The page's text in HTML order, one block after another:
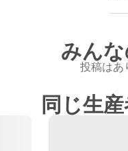
みん
投稿はあ
同じ生